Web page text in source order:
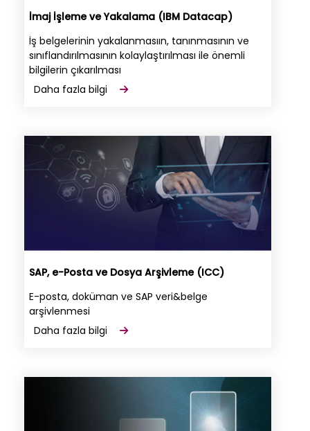
İmaj İşleme ve Yakalama (IBM Datacap)
İş belgelerinin yakalanmasıın, tanınmasının ve
sınıflandırılmasının kolaylaştırılması ile önemli
bilgilerin çıkarılması
Daha fazla bilgi
SAP, e-Posta ve Dosya Arşivleme (ICC)
E-posta, doküman ve SAP veri&belge
arşivlenmesi
Daha fazla bilgi